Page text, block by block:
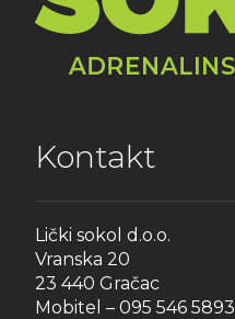
Kontakt
Lički sokol d.o.o.
Vranska 20
23 440 Gračac
Mobitel – 095 546 5893